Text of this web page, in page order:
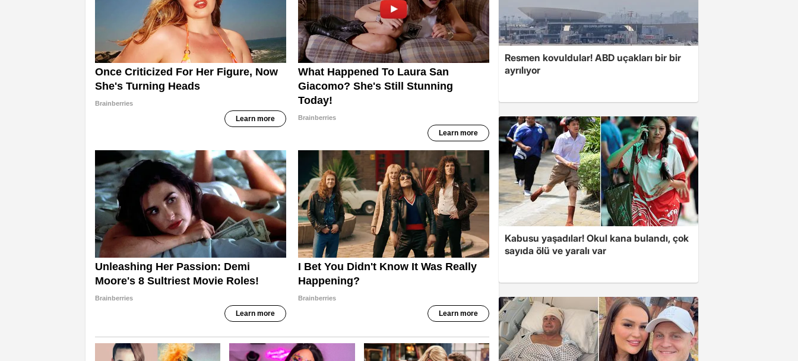
Resmen kovuldular! ABD uçakları bir bir
ayrılıyor
Kabusu yaşadılar! Okul kana bulandı, çok
sayıda ölü ve yaralı var